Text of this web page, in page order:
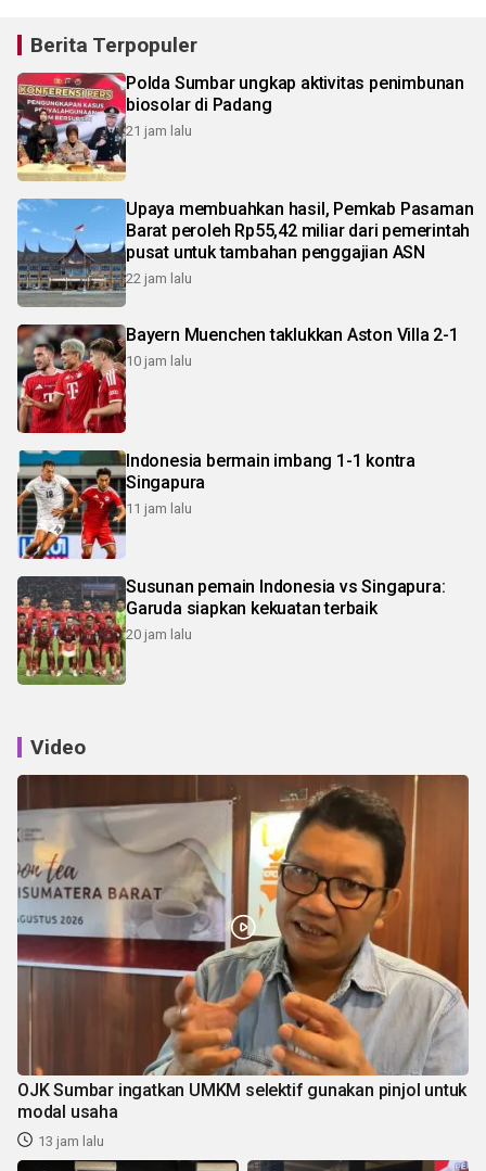
Berita Terpopuler
Polda Sumbar ungkap aktivitas penimbunan
biosolar di Padang
21 jam lalu
Upaya membuahkan hasil, Pemkab Pasaman
Barat peroleh Rp55,42 miliar dari pemerintah
pusat untuk tambahan penggajian ASN
22 jam lalu
Bayern Muenchen taklukkan Aston Villa 2-1
10 jam lalu
Indonesia bermain imbang 1-1 kontra
Singapura
11 jam lalu
Susunan pemain Indonesia vs Singapura:
Garuda siapkan kekuatan terbaik
20 jam lalu
Video
OJK Sumbar ingatkan UMKM selektif gunakan pinjol untuk
modal usaha
13 jam lalu